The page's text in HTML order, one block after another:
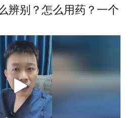
辨别？怎么用药？一个